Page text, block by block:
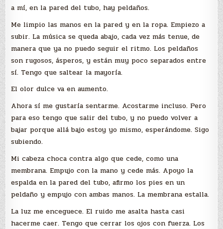
a mí, en la pared del tubo, hay peldaños.
Me limpio las manos en la pared y en la ropa. Empiezo a
subir. La música se queda abajo, cada vez más tenue, de
manera que ya no puedo seguir el ritmo. Los peldaños
son rugosos, ásperos, y están muy poco separados entre
sí. Tengo que saltear la mayoría.
El olor dulce va en aumento.
Ahora sí me gustaría sentarme. Acostarme incluso. Pero
para eso tengo que salir del tubo, y no puedo volver a
bajar porque allá bajo estoy yo mismo, esperándome. Sigo
subiendo.
Mi cabeza choca contra algo que cede, como una
membrana. Empujo con la mano y cede más. Apoyo la
espalda en la pared del tubo, afirmo los pies en un
peldaño y empujo con ambas manos. La membrana estalla.
La luz me enceguece. El ruido me asalta hasta casi
hacerme caer. Tengo que cerrar los ojos con fuerza. Los